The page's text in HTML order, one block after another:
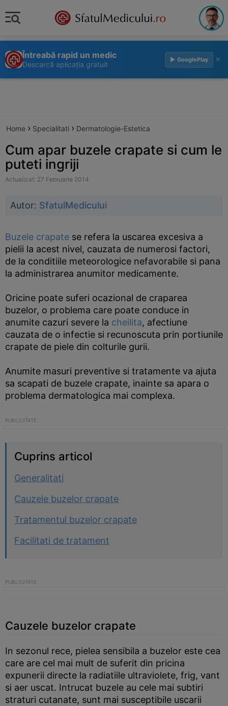
Întreabă rapid un medic
Descarcă aplicația gratuit
▶ GooglePlay ×
Home › Specialitati › Dermatologie-Estetica
Cum apar buzele crapate si cum le
puteti ingriji
Actualizat: 27 Februarie 2014
Autor: SfatulMedicului
Buzele crapate se refera la uscarea excesiva a
pielii la acest nivel, cauzata de numerosi factori,
de la conditiile meteorologice nefavorabile si pana
la administrarea anumitor medicamente.
Oricine poate suferi ocazional de craparea
buzelor, o problema care poate conduce in
anumite cazuri severe la cheilita, afectiune
cauzata de o infectie si recunoscuta prin portiunile
crapate de piele din colturile gurii.
Anumite masuri preventive si tratamente va ajuta
sa scapati de buzele crapate, inainte sa apara o
problema dermatologica mai complexa.
Cuprins articol
Generalitati
Cauzele buzelor crapate
Tratamentul buzelor crapate
Facilitati de tratament
Cauzele buzelor crapate
In sezonul rece, pielea sensibila a buzelor este cea
care are cel mai mult de suferit din pricina
expunerii directe la radiatiile ultraviolete, frig, vant
si aer uscat. Intrucat buzele au cele mai subtiri
straturi cutanate, sunt mai susceptibile uscarii